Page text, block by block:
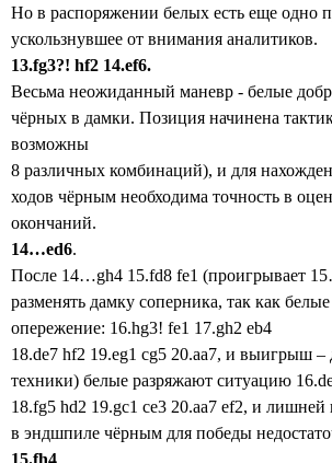
Но в распоряжении белых есть еще одно
ускользнувшее от внимания аналитиков.
13.fg3?! hf2 14.ef6.
Весьма неожиданный маневр - белые
чёрных в дамки. Позиция начинена
возможны
8 различных комбинаций), и для
ходов чёрным необходима точность в
окончаний.
14…ed6.
После 14…gh4 15.fd8 fe1 (проигрывает
разменять дамку соперника, так как
опережение: 16.hg3! fe1 17.gh2 eb4
18.de7 hf2 19.eg1 cg5 20.aa7, и выигрыш –
техники) белые разряжают ситуацию
18.fg5 hd2 19.gc1 ce3 20.aa7 ef2, и
в эндшпиле чёрным для победы
15.fh4